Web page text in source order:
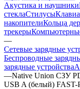
Акустика и наушники
стеклаСтилусы
накопителиКольца
трекеры
—
Сетевые зарядные
Беспроводные
зарядные устройства
—Native Union СЗУ
USB A (белый)